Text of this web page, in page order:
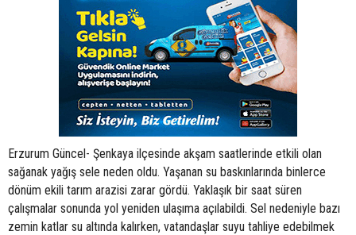
Erzurum Güncel- Şenkaya ilçesinde akşam saatlerinde etkili olan
sağanak yağış sele neden oldu. Yaşanan su baskınlarında binlerce
dönüm ekili tarım arazisi zarar gördü. Yaklaşık bir saat süren
çalışmalar sonunda yol yeniden ulaşıma açılabildi. Sel nedeniyle bazı
zemin katlar su altında kalırken, vatandaşlar suyu tahliye edebilmek